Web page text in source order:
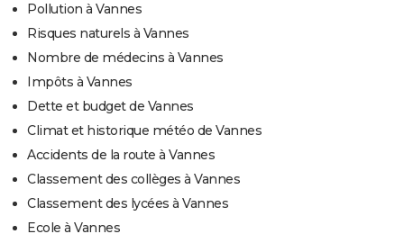
Pollution à Vannes
Risques naturels à Vannes
Nombre de médecins à Vannes
Impôts à Vannes
Dette et budget de Vannes
Climat et historique météo de Vannes
Accidents de la route à Vannes
Classement des collèges à Vannes
Classement des lycées à Vannes
Ecole à Vannes